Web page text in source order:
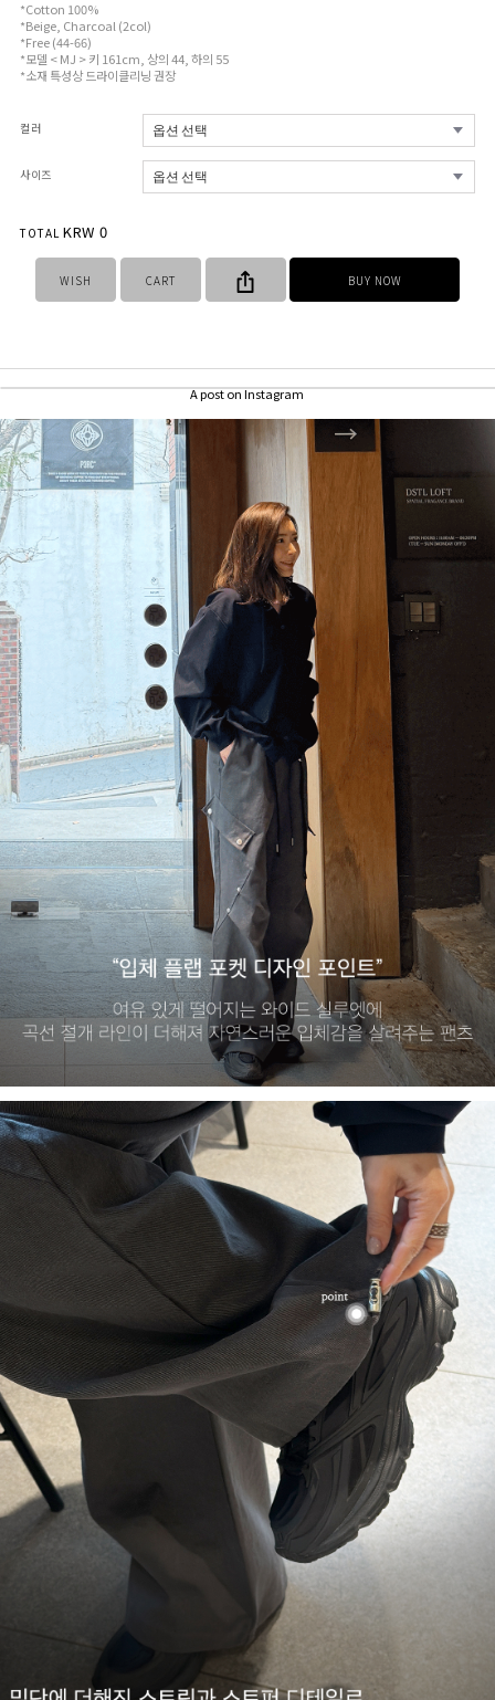
*Cotton 100%
*Beige, Charcoal (2col)
*Free (44-66)
*모델 < MJ > 키 161cm, 상의 44, 하의 55
*소재 특성상 드라이클리닝 권장
컬러
사이즈
TOTAL KRW 0
WISH CART BUY NOW
A post on Instagram